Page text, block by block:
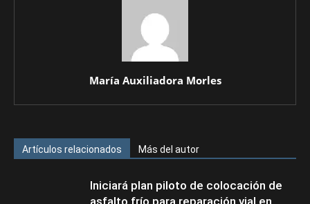
María Auxiliadora Morles
Artículos relacionados Más del autor
Iniciará plan piloto de colocación de